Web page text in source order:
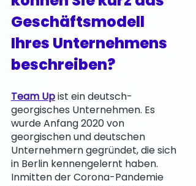
Geschäftsmodell
Ihres Unternehmens
beschreiben?
Team Up ist ein deutsch-
georgisches Unternehmen. Es
wurde Anfang 2020 von
georgischen und deutschen
Unternehmern gegründet, die sich
in Berlin kennengelernt haben.
Inmitten der Corona-Pandemie